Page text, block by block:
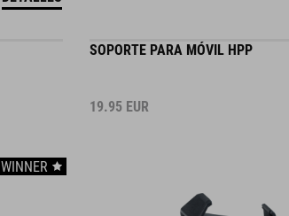
WINNER
SOPORTE PARA MÓVIL HPP
19.95 EUR